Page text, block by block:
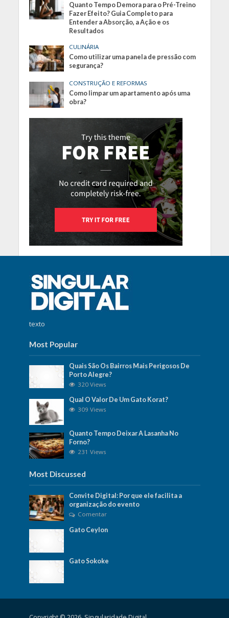
Quanto Tempo Demora para o Pré-Treino
Fazer Efeito? Guia Completo para
Entender a Absorção, a Ação e os
Resultados
CULINÁRIA
Como utilizar uma panela de pressão com
segurança?
CONSTRUÇÃO E REFORMAS
Como limpar um apartamento após uma
obra?
texto
Most Popular
Quais São Os Bairros Mais Perigosos De
Porto Alegre?
320 Views
Qual O Valor De Um Gato Korat?
309 Views
Quanto Tempo Deixar A Lasanha No
Forno?
231 Views
Most Discussed
Convite Digital: Por que ele facilita a
organização do evento
Comentar
Gato Ceylon
Gato Sokoke